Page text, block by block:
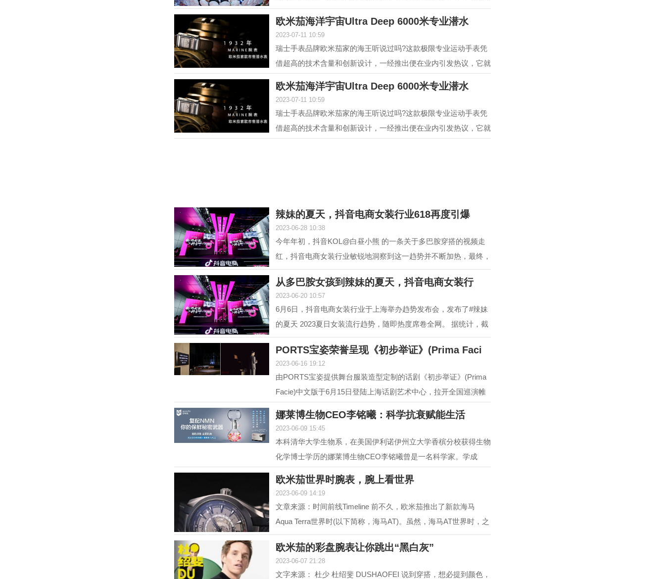
的组成部分...
欧米茄海洋宇宙Ultra Deep 6000米专业潜水
2023-07-11 10:59
瑞士手表品牌欧米茄家的海王听说过吗?这款极限专业运动手表凭
借超高的技术含量和创新设计，一经推出便在业内引发热议，它就
欧米茄海洋宇宙Ultra Deep 6000米专业潜水
2023-07-11 10:59
瑞士手表品牌欧米茄家的海王听说过吗?这款极限专业运动手表凭
借超高的技术含量和创新设计，一经推出便在业内引发热议，它就
辣妹的夏天，抖音电商女装行业618再度引爆
2023-06-28 10:38
今年年初，抖音KOL@白昼小熊 的一条关于多巴胺穿搭的视频走
红，抖音电商女装行业敏锐地洞察到这一趋势并不断加热，最终，
#多巴胺女孩 ...
从多巴胺女孩到辣妹的夏天，抖音电商女装行
2023-06-20 10:57
6月6日，抖音电商女装行业于上海举办趋势发布会，发布了#辣妹
的夏天 2023夏日女装流行趋势，随即热度席卷全网。 据统计，截
至目前，#辣...
PORTS宝姿荣誉呈现《初步举证》(Prima Faci
2023-06-16 19:12
由PORTS宝姿提供舞台服装造型定制的话剧《初步举证》(Prima
Facie)中文版于6月15日登陆上海话剧艺术中心，拉开全国巡演帷
娜莱博生物CEO李铭曦：科学抗衰赋能生活
2023-06-09 15:45
本科清华大学生物系，在美国伊利诺伊州立大学香槟分校获得生物
化学博士学历的娜莱博生物CEO李铭曦曾是一名科学家。学成
欧米茄世界时腕表，腕上看世界
2023-06-09 14:19
文章来源：时间前线Timeline 前不久，欧米茄推出了新款海马
Aqua Terra世界时(以下简称，海马AT)。虽然，海马AT世界时，之
前在2017年就...
欧米茄的彩盘腕表让你跳出“黑白灰”
2023-06-07 21:28
文字来源： 杜少 杜绍斐 DUSHAOFEI 说到穿搭，想必提到颜色，